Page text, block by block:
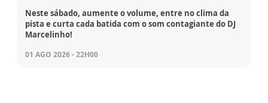
Neste sábado, aumente o volume, entre no clima da
pista e curta cada batida com o som contagiante do DJ
Marcelinho!
01 AGO 2026 - 22H00